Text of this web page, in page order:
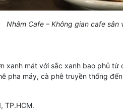
Nhâm Cafe – Không gian cafe
xanh mát với sắc xanh bao phủ
pha máy, cà phê truyền thống
TP.HCM.